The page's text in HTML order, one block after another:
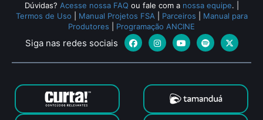
Dúvidas? Acesse nossa FAQ ou fale com a nossa equipe.
Termos de Uso
Manual Projetos FSA Parceiros
Manual para
Produtores
Programação ANCINE
Siga nas redes sociais